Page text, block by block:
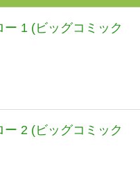
1 (ビッグコミック
2 (ビッグコミック